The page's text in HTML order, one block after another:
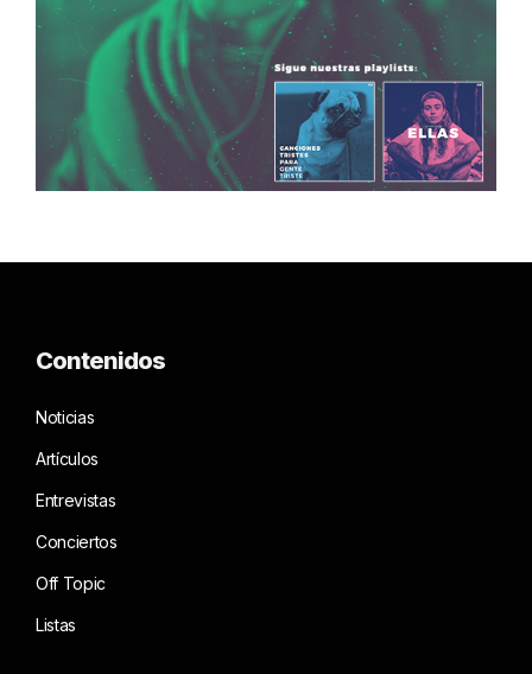
Contenidos
Noticias
Artículos
Entrevistas
Conciertos
Off Topic
Listas